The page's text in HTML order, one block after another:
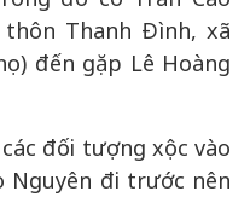
thôn Thanh Đình, xã
đến gặp Lê Hoàng
các đối tượng xộc vào
Nguyên đi trước nên